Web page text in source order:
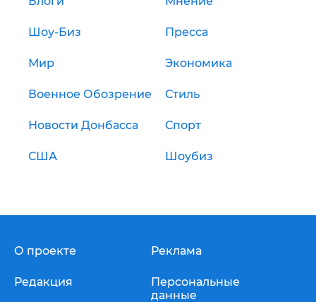
Шоу-Биз Пресса
Мир Экономика
Военное Обозрение Стиль
Новости Донбасса Спорт
США Шоубиз
О проекте
Редакция
Реклама
Персональные
данные